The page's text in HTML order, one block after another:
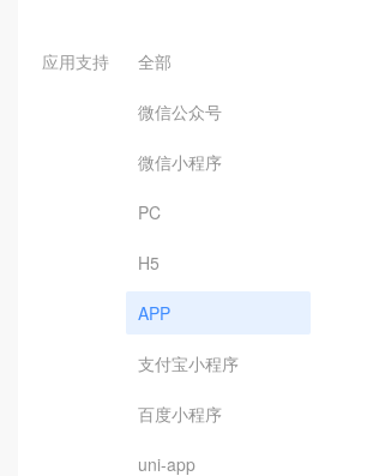
应用支持 全部
微信公众号
微信小程序
PC
H5
APP
支付宝小程序
百度小程序
uni-app